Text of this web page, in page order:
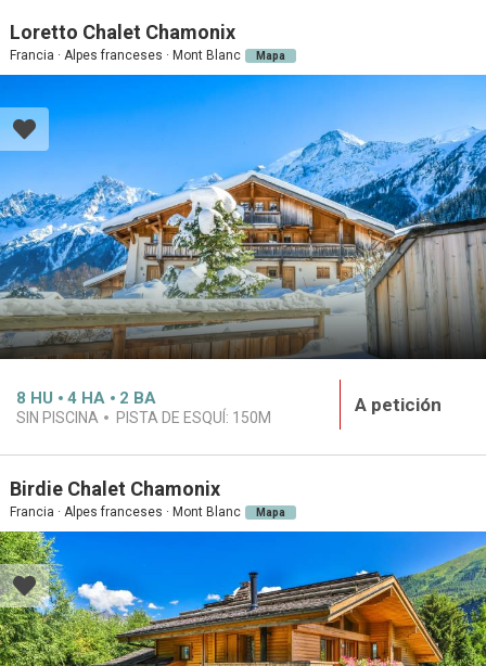
Loretto Chalet Chamonix
Francia · Alpes franceses · Mont Blanc Mapa
8 HU 4 HA 2 BA
SIN PISCINA PISTA DE ESQUÍ: 150M
A petición
Birdie Chalet Chamonix
Francia · Alpes franceses · Mont Blanc Mapa